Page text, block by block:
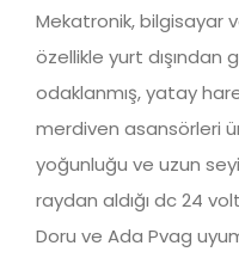
Mekatronik, bilgisayar
özellikle yurt dışından
odaklanmış, yatay
merdiven asansörleri
yoğunluğu ve uzun
raydan aldığı dc 24
Doru ve Ada Pvag